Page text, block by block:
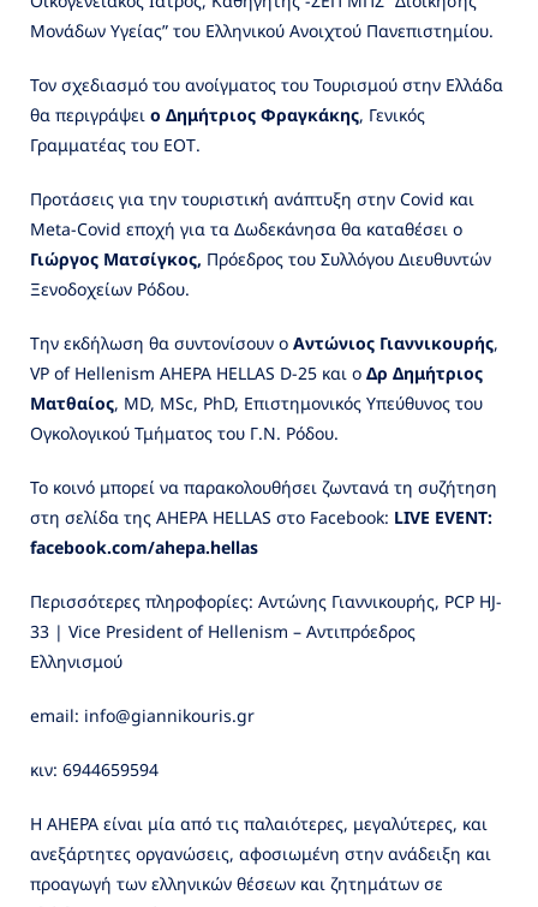
Μονάδων Υγείας” του Ελληνικού Ανοιχτού Πανεπιστημίου.
Τον σχεδιασμό του ανοίγματος του Τουρισμού στην Ελλάδα
θα περιγράψει ο Δημήτριος Φραγκάκης, Γενικός
Γραμματέας του ΕΟΤ.
Προτάσεις για την τουριστική ανάπτυξη στην Covid και
Meta-Covid εποχή για τα Δωδεκάνησα θα καταθέσει ο
Γιώργος Ματσίγκος, Πρόεδρος του Συλλόγου Διευθυντών
Ξενοδοχείων Ρόδου.
Την εκδήλωση θα συντονίσουν ο Αντώνιος Γιαννικουρής,
VP of Hellenism AHEPA HELLAS D-25 και ο Δρ Δημήτριος
Ματθαίος, MD, MSc, PhD, Επιστημονικός Υπεύθυνος του
Ογκολογικού Τμήματος του Γ.Ν. Ρόδου.
Το κοινό μπορεί να παρακολουθήσει ζωντανά τη συζήτηση
στη σελίδα της AHEPA HELLAS στο Facebook: LIVE EVENT:
facebook.com/ahepa.hellas
Περισσότερες πληροφορίες: Αντώνης Γιαννικουρής, PCP HJ-
33 | Vice President of Hellenism – Αντιπρόεδρος
Ελληνισμού
email: info@giannikouris.gr
κιν: 6944659594
Η AHEPA είναι μία από τις παλαιότερες, μεγαλύτερες, και
ανεξάρτητες οργανώσεις, αφοσιωμένη στην ανάδειξη και
προαγωγή των ελληνικών θέσεων και ζητημάτων σε